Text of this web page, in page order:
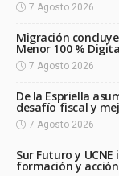
7 Agosto 2026
Migración
Menor 100 %
7 Agosto 2026
De la Espriella
desafío fiscal y
7 Agosto 2026
Sur Futuro y
formación y